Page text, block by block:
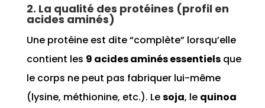
2. La qualité des protéines (profil en
acides aminés)
Une protéine est dite “complète” lorsqu’elle
contient les 9 acides aminés essentielsque
le corps ne peut pas fabriquer lui-même
(lysine, méthionine, etc.). Lesoja, le quinoa